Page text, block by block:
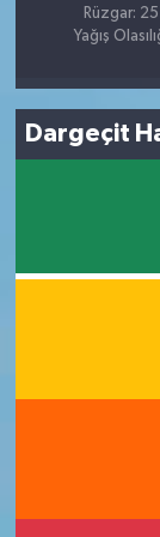
Rüzgar:
Yağış
Dargeçit